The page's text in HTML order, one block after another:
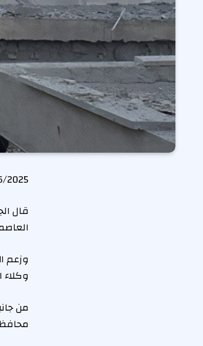
2025
قال
وزعم
من